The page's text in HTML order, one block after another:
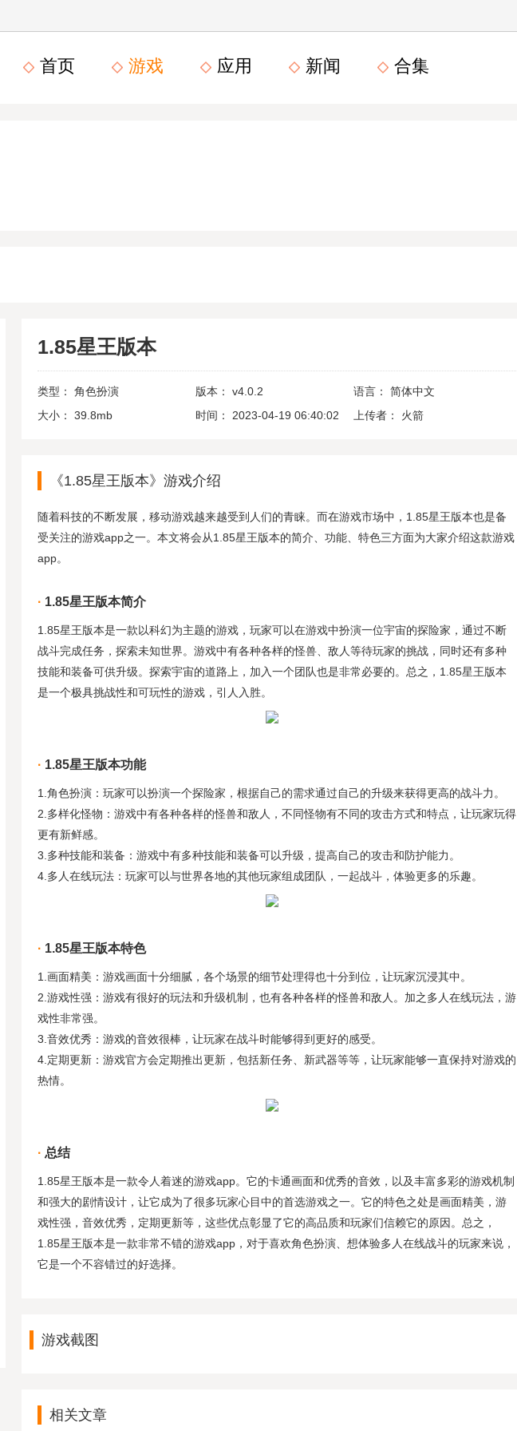
首页 游戏 应用 新闻 合集
1.85星王版本
类型： 角色扮演 版本： v4.0.2 语言：
简体中文
大小：
39.8mb 时间： 2023-04-19 06:40:02 上传者： 火箭
《1.85星王版本》游戏介绍
随着科技的不断发展，移动游戏越来越受到人们的青睐。而在游戏市场中，1.85星王版本也是备
受关注的游戏app之一。本文将会从1.85星王版本的简介、功能、特色三方面为大家介绍这款游戏
app。
1.85星王版本简介
1.85星王版本是一款以科幻为主题的游戏，玩家可以在游戏中扮演一位宇宙的探险家，通过不断
战斗完成任务，探索未知世界。游戏中有各种各样的怪兽、敌人等待玩家的挑战，同时还有多种
技能和装备可供升级。探索宇宙的道路上，加入一个团队也是非常必要的。总之，1.85星王版本
是一个极具挑战性和可玩性的游戏，引人入胜。
1.85星王版本功能
1.角色扮演：玩家可以扮演一个探险家，根据自己的需求通过自己的升级来获得更高的战斗力。
2.多样化怪物：游戏中有各种各样的怪兽和敌人，不同怪物有不同的攻击方式和特点，让玩家玩得
更有新鲜感。
3.多种技能和装备：游戏中有多种技能和装备可以升级，提高自己的攻击和防护能力。
4.多人在线玩法：玩家可以与世界各地的其他玩家组成团队，一起战斗，体验更多的乐趣。
1.85星王版本特色
1.画面精美：游戏画面十分细腻，各个场景的细节处理得也十分到位，让玩家沉浸其中。
2.游戏性强：游戏有很好的玩法和升级机制，也有各种各样的怪兽和敌人。加之多人在线玩法，游
戏性非常强。
3.音效优秀：游戏的音效很棒，让玩家在战斗时能够得到更好的感受。
4.定期更新：游戏官方会定期推出更新，包括新任务、新武器等等，让玩家能够一直保持对游戏的
热情。
总结
1.85星王版本是一款令人着迷的游戏app。它的卡通画面和优秀的音效，以及丰富多彩的游戏机制
和强大的剧情设计，让它成为了很多玩家心目中的首选游戏之一。它的特色之处是画面精美，游
戏性强，音效优秀，定期更新等，这些优点彰显了它的高品质和玩家们信赖它的原因。总之，
1.85星王版本是一款非常不错的游戏app，对于喜欢角色扮演、想体验多人在线战斗的玩家来说，
它是一个不容错过的好选择。
游戏截图
相关文章